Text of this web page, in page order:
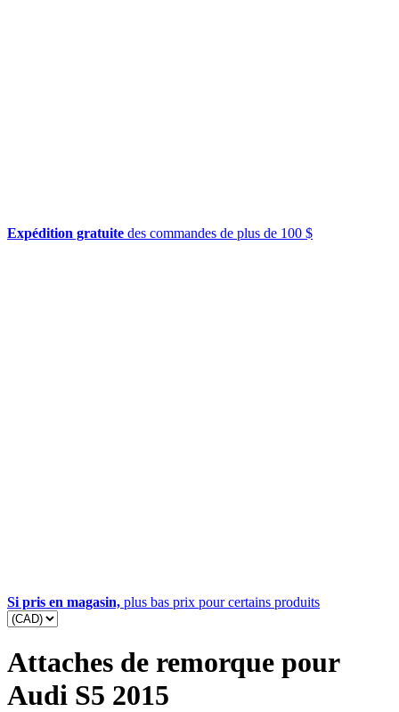
Expédition gratuite des commandes de plus de 100 $
Si pris en magasin, plus bas prix pour certains produits
Attaches de remorque pour
Audi S5 2015